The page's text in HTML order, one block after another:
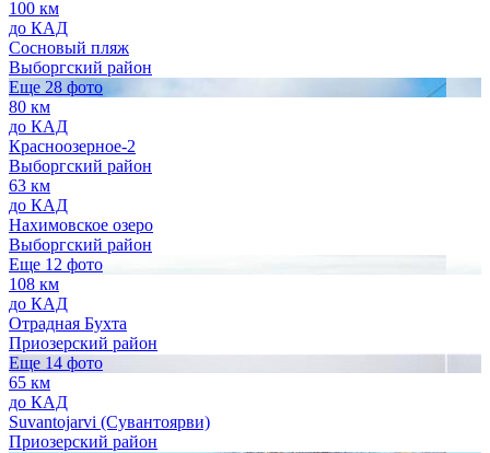
100 км
до КАД
Сосновый пляж
Выборгский район
Еще 28 фото
80 км
до КАД
Красноозерное-2
Выборгский район
63 км
до КАД
Нахимовское озеро
Выборгский район
Еще 12 фото
108 км
до КАД
Отрадная Бухта
Приозерский район
Еще 14 фото
65 км
до КАД
Suvantojarvi (Сувантоярви)
Приозерский район